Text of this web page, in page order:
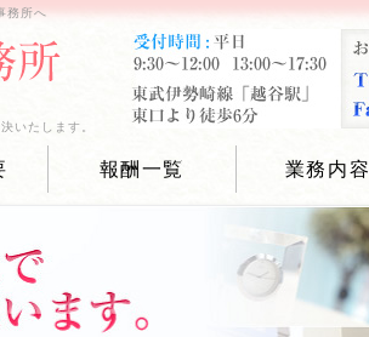
務所へ
いたします。
報酬一覧 業務内容